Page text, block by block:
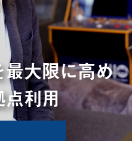
最大限に高め
利用